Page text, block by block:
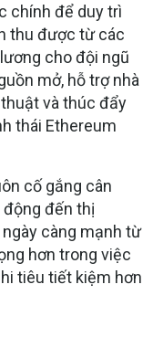
chính để duy trì
thu được từ các
cho đội ngũ
mở, hỗ trợ nhà
và thúc đẩy
thái Ethereum
cố gắng cân
động đến thị
càng mạnh từ
hơn trong việc
tiêu tiết kiệm hơn